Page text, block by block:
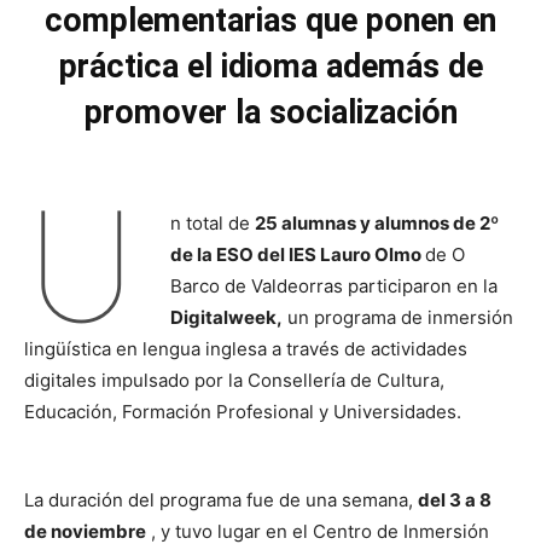
complementarias que ponen en
práctica el idioma además de
promover la socialización
U n total de 25 alumnas y alumnos de 2º
de la ESO del IES Lauro Olmode O
Barco de Valdeorras participaron en la
Digitalweek, un programa de inmersión
lingüística en lengua inglesa a través de actividades
digitales impulsado por la Consellería de Cultura,
Educación, Formación Profesional y Universidades.
La duración del programa fue de una semana, del 3 a 8
de noviembre , y tuvo lugar en el Centro de Inmersión